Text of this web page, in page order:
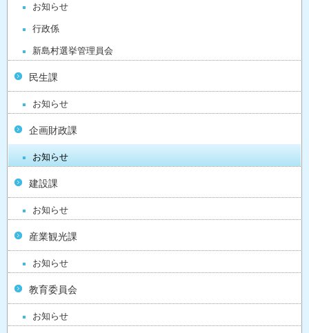
お知らせ
行政係
新島村選挙管理員会
民生課
お知らせ
企画財政課
お知らせ
建設課
お知らせ
産業観光課
お知らせ
教育委員会
お知らせ